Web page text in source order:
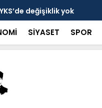
YKS’de değişiklik yok
SİYASET SPOR